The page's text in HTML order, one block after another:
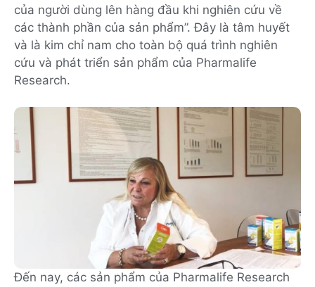
của người dùng lên hàng đầu khi nghiên cứu về
các thành phần của sản phẩm”. Đây là tâm huyết
và là kim chỉ nam cho toàn bộ quá trình nghiên
cứu và phát triển sản phẩm của Pharmalife
Research.
Đến nay, các sản phẩm của Pharmalife Research